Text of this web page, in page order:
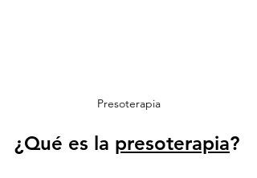
Presoterapia
¿Qué es la presoterapia?